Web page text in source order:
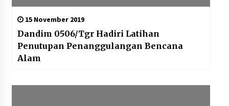
15 November 2019
Dandim 0506/Tgr Hadiri Latihan
Penutupan Penanggulangan Bencana
Alam